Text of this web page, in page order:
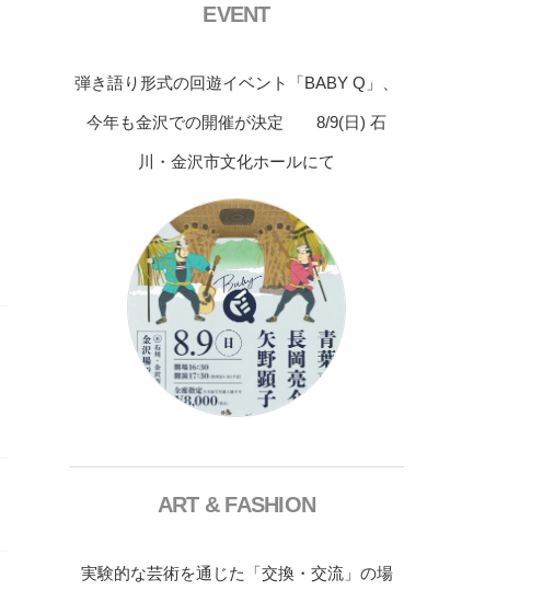
EVENT
弾き語り形式の回遊イベント「BABY Q」、
今年も金沢での開催が決定 8/9(日) 石
川・金沢市文化ホールにて
ART & FASHION
実験的な芸術を通じた「交換・交流」の場